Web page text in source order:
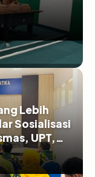
Lebih
Sosialisasi
UPT,